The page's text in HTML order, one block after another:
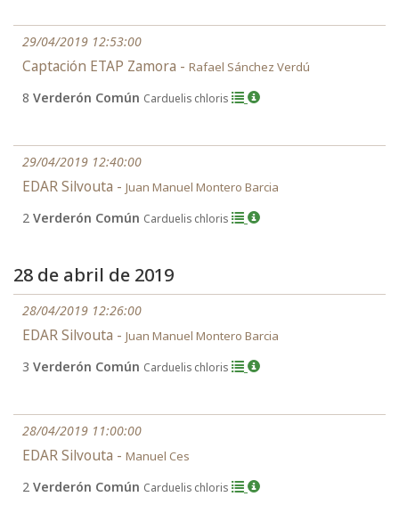
29/04/2019 12:53:00
Captación ETAP Zamora - Rafael Sánchez Verdú
8 Verderón Común Carduelis chloris
29/04/2019 12:40:00
EDAR Silvouta - Juan Manuel Montero Barcia
2 Verderón Común Carduelis chloris
28 de abril de 2019
28/04/2019 12:26:00
EDAR Silvouta - Juan Manuel Montero Barcia
3 Verderón Común Carduelis chloris
28/04/2019 11:00:00
EDAR Silvouta - Manuel Ces
2 Verderón Común Carduelis chloris